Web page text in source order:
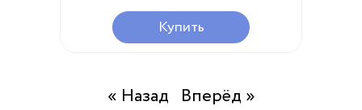
Купить
« Назад Вперёд »